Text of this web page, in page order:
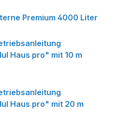
Premium 4000 Liter
Haus pro" mit 10 m
Haus pro" mit 20 m